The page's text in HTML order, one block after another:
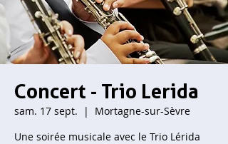
Concert - Trio Lerida
sam. 17 sept.
  |
Mortagne-sur-Sèvre
Une soirée musicale avec le Trio Lérida